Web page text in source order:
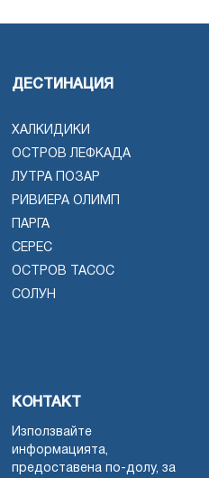
ДЕСТИНАЦИЯ
ХАЛКИДИКИ
ОСТРОВ ЛЕФКАДА
ЛУТРА ПОЗАР
РИВИЕРА ОЛИМП
ПАРГА
СЕРЕС
ОСТРОВ ТАСОС
СОЛУН
КОНТАКТ
Използвайте
информацията,
предоставена по-долу, за